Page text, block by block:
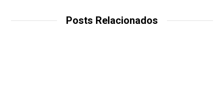
Posts Relacionados